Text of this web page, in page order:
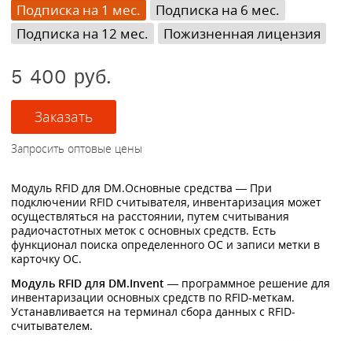
Подписка на 1 мес.
Подписка на 6 мес.
Подписка на 12 мес.
Пожизненная лицензия
5 400 руб.
Модуль RFID для DM.Основные средства — При
подключении RFID считывателя, инвентаризация может
осуществляться на расстоянии, путем считывания
радиочастотных меток с основных средств. Есть
функционал поиска определенного ОС и записи метки в
карточку ОС.
Модуль RFID для DM.Invent — программное решение для
инвентаризации основных средств по RFID-меткам.
Устанавливается на терминал сбора данных с RFID-
считывателем.